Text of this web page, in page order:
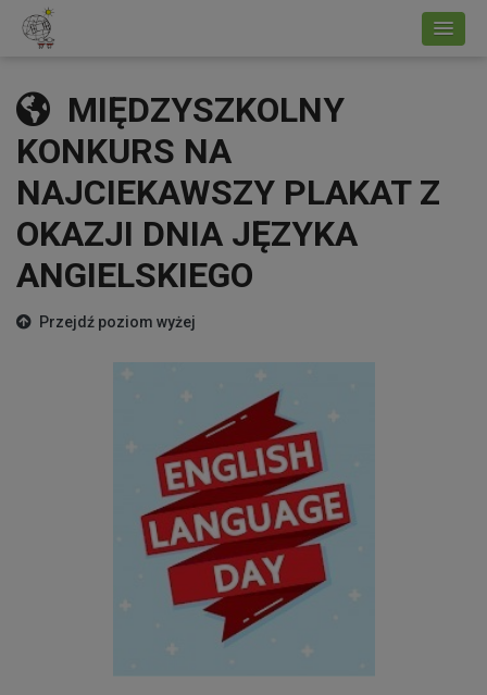
MIĘDZYSZKOLNY
KONKURS NA
NAJCIEKAWSZY PLAKAT Z
OKAZJI DNIA JĘZYKA
ANGIELSKIEGO
Przejdź poziom wyżej